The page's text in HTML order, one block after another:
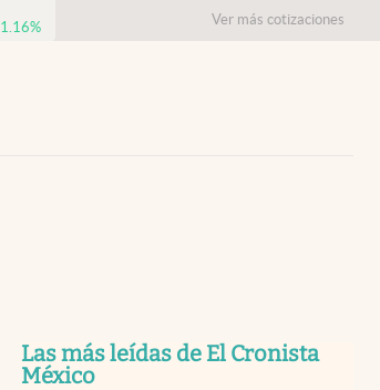
USA
1.16% Ver más cotizaciones
Las más leídas de El Cronista
México